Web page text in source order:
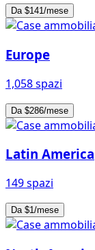
Da $141/mese
Europe
1,058 spazi
Da $286/mese
Latin America
149 spazi
Da $1/mese